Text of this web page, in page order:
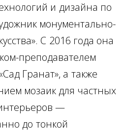
и дизайна по
монументально-
С 2016 года она
преподавателем
Гранат», а также
мозаик для частных
—
до тонкой